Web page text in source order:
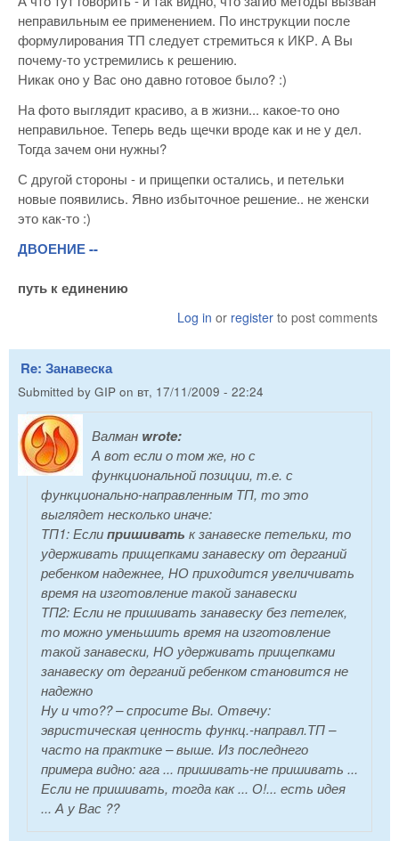
неправильным ее применением. По инструкции после
формулирования ТП следует стремиться к ИКР. А Вы
почему-то устремились к решению.
Никак оно у Вас оно давно готовое было? :)
На фото выглядит красиво, а в жизни... какое-то оно
неправильное. Теперь ведь щечки вроде как и не у дел.
Тогда зачем они нужны?
С другой стороны - и прищепки остались, и петельки
новые появились. Явно избыточное решение.. не женски
это как-то :)
ДВОЕНИЕ --
путь к единению
Log in or register to post comments
Re: Занавеска
Submitted by GIP on вт, 17/11/2009 - 22:24
Валман wrote:
А вот если о том же, но с
функциональной позиции, т.е. с
функционально-направленным ТП, то это
выглядет несколько иначе:
ТП1: Еслипришивать к занавеске петельки, то
удерживать прищепками занавеску от дерганий
ребенком надежнее, НОприходится увеличивать
время на изготовление такой занавески
ТП2: Еслине пришивать занавеску без петелек,
томожно уменьшить время на изготовление
такой занавески, НО удерживать прищепками
занавеску от дерганий ребенком становится не
надежно
Ну и что?? – спросите Вы. Отвечу:
эвристическая ценность функц.-направл.ТП –
часто на практике – выше. Из последнего
примера видно: ага ... пришивать-не пришивать ...
Если не пришивать, тогда как ... О!... есть идея
... А у Вас ??